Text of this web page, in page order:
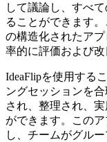
して議論し、すべ
ることができます
の構造化されたア
率的に評価および改
IdeaFlipを使用する
ングセッションを
され、整理され、
ができます。この
し、チームがグル